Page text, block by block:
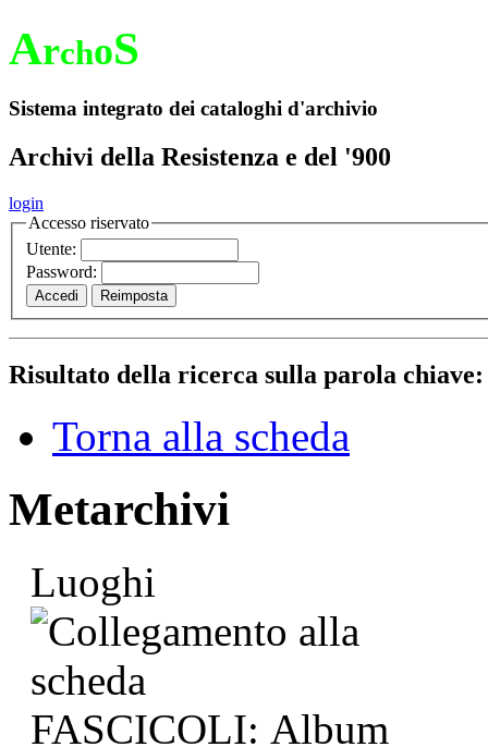
ArchoS
Sistema integrato dei cataloghi d'archivio
Archivi della Resistenza e del '900
login
Accesso riservato
Utente:
Password:
Risultato della ricerca sulla parola
Torna alla scheda
Metarchivi
Luoghi